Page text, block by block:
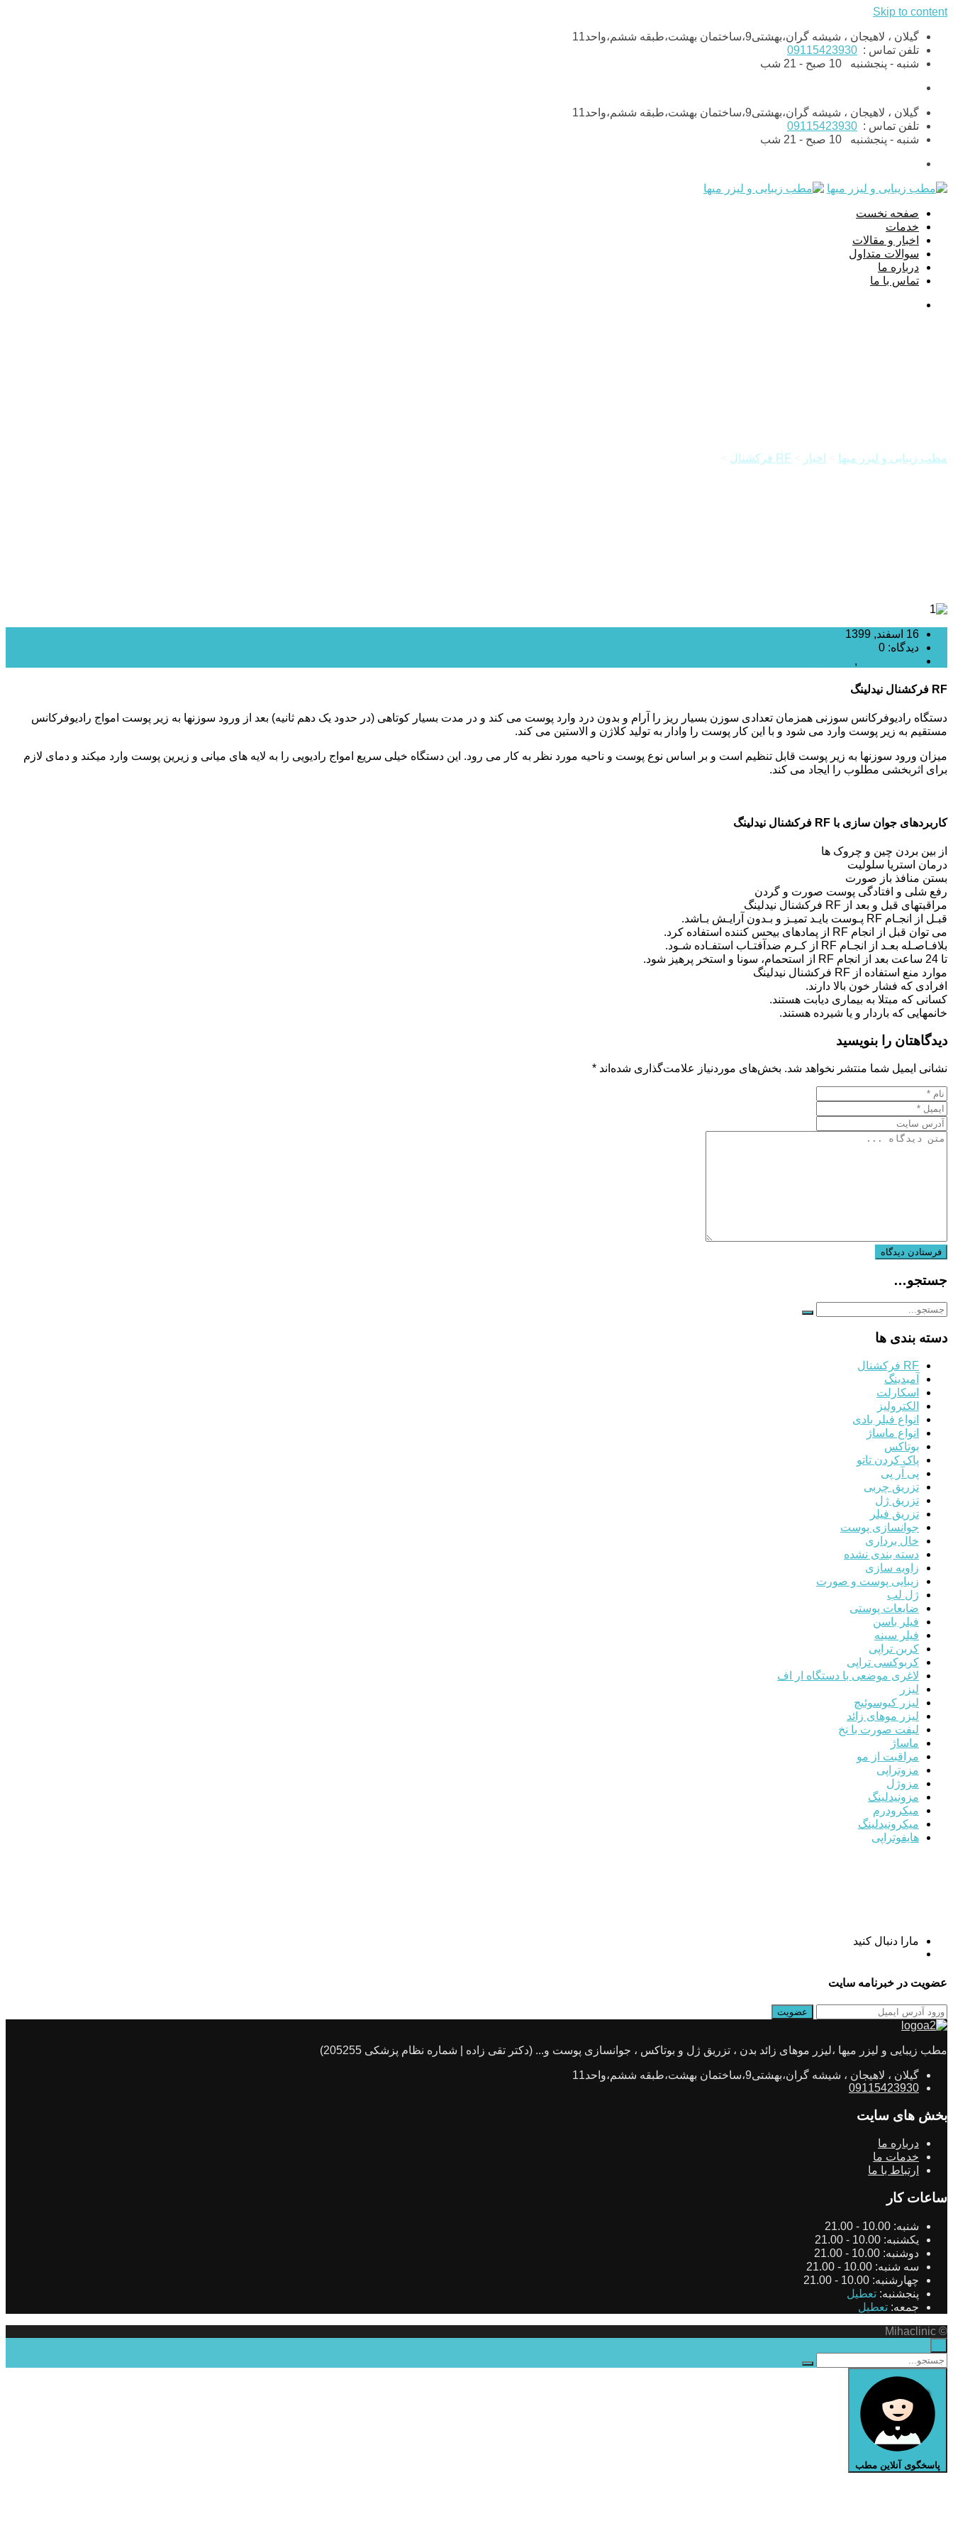
Skip to content
گیلان ، لاهیجان ، شیشه گران،بهشتی9،ساختمان بهشت،طبقه ششم،واحد11
تلفن تماس : 09115423930
شنبه - پنجشنبه
گیلان ، لاهیجان ، شیشه گران،بهشتی9،ساختمان بهشت،طبقه ششم،واحد11
تلفن تماس : 09115423930
شنبه - پنجشنبه
صفحه نخست
خدمات
اخبار و مقالات
سوالات متداول
درباره ما
تماس با ما
مطب زیبایی و لیزر میها اخبار RF فرکشنال
16 اسفند, 1399
دیدگاه: 0
,
RF فرکشنال نیدلینگ
دستگاه رادیوفرکانس سوزنی همزمان تعدادی سوزن بسیار ریز را آرام و بدون درد وارد پوست می‏ کند و در مدت بسیار کوتاهی (در حدود یک دهم ثانیه) بعد از ورود سوزن‏ها به زیر پوست امواج رادیوفرکانس
مستقیم به زیر پوست وارد می شود و با این کار پوست را وادار به تولید کلاژن و الاستین می‏ کند.
میزان ورود سوزن‏ها به زیر پوست قابل تنظیم است و بر اساس نوع پوست و ناحیه مورد نظر به کار می ‏رود. این دستگاه خیلی سریع امواج رادیویی را به لایه ‏های میانی و زیرین پوست وارد می‏‎کند و دمای لازم
برای اثربخشی مطلوب را ایجاد می ‏کند.
کاربردهای جوان‏ سازی با RF فرکشنال نیدلینگ
از بین بردن چین‏ و ‏چروک ‏ها
درمان استریا سلولیت
بستن منافذ باز صورت
رفع شلی و افتادگی پوست صورت و گردن
مراقبت‏های قبل و بعد از RF فرکشنال نیدلینگ
قبـل از انجـام RF پـوست بایـد تمیـز و بـدون آرایـش بـاشد.
می ‏توان قبل از انجام RF از پماد‏های بی‏حس‏ کننده استفاده کرد.
بلافـاصـله بعـد از انجـام RF از کـرم ضدآفتـاب استفـاده شـود.
تا 24 ساعت بعد از انجام RF از استحمام، سونا و استخر پرهیز شود.
موارد منع استفاده از RF فرکشنال نیدلینگ
افرادی که فشار خون بالا دارند.
کسانی که مبتلا به بیماری دیابت هستند.
خانم‏هایی که باردار و یا شیرده هستند.
دیدگاهتان را بنویسید
نشانی ایمیل شما منتشر نخواهد شد. بخش‌های موردنیاز علامت‌گذاری شده‌اند *
جستجو…
دسته بندی ها
RF فرکشنال
آمبدینگ
اسکارلت
الکترولیز
انواع فیلر بادی
انواع ماساژ
بوتاکس
پاک کردن تاتو
پی آر پی
تزریق چربی
تزریق ژل
تزریق فیلر
جوانسازی پوست
خال برداری
دسته بندی نشده
زاویه سازی
زیبایی پوست و صورت
ژل لب
ضایعات پوستی
فیلر باسن
فیلر سینه
کربن تراپی
کربوکسی تراپی
لاغری موضعی با دستگاه ار اف
لیزر
لیزر کیوسوئیچ
لیزر موهای زائد
لیفت صورت با نخ
ماساژ
مراقبت از مو
مزوتراپی
مزوژل
مزونیدلینگ
میکرودرم
میکرونیدلینگ
هایفوتراپی
مارا دنبال کنید
عضویت در خبرنامه سایت
مطب زیبایی و لیزر میها ،لیزر موهای زائد بدن ، تزریق ژل و بوتاکس ، جوانسازی پوست و... (دکتر تقی زاده | شماره نظام پزشکی 205255)
گیلان ، لاهیجان ، شیشه گران،بهشتی9،ساختمان بهشت،طبقه ششم،واحد11
09115423930
بخش های سایت
درباره ما
خدمات ما
ارتباط با ما
ساعات کار
شنبه: 10.00 - 21.00
یکشنبه: 10.00 - 21.00
دوشنبه: 10.00 - 21.00
سه شنبه: 10.00 - 21.00
چهارشنبه: 10.00 - 21.00
پنجشنبه: تعطیل
جمعه: تعطیل
© Mihaclinic
پاسخگوی آنلاین مطب